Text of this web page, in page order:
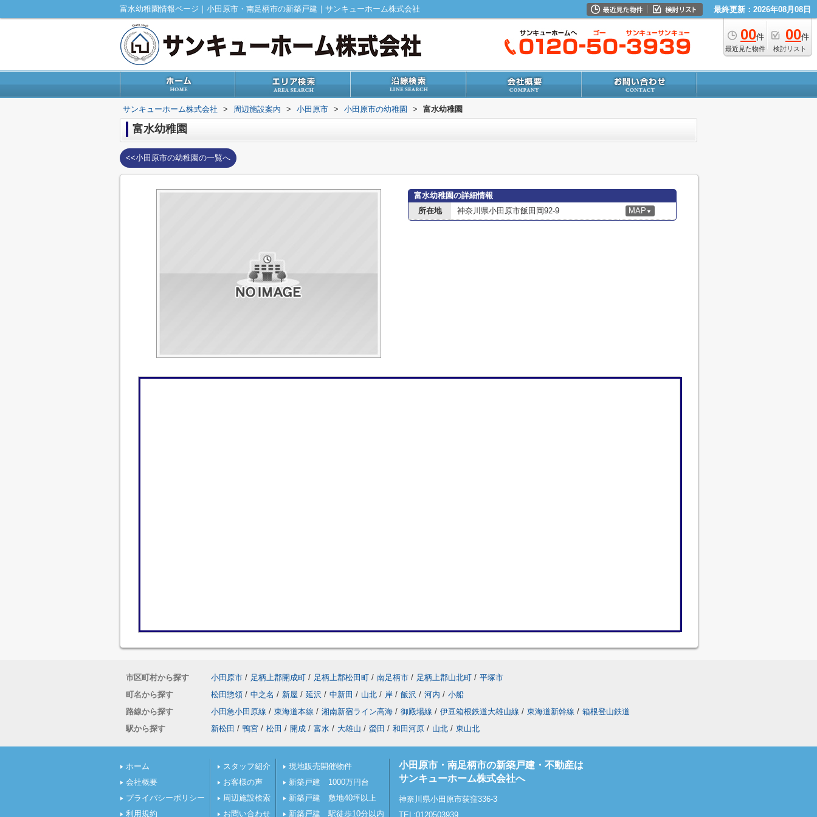
富水幼稚園情報ページ｜小田原市・南足柄市の新築戸建｜サンキューホーム株式会社 最終更新：2026年08月08日
00件
最近見た物件
00件
検討リスト
サンキューホーム株式会社 > 周辺施設案内 > 小田原市 > 小田原市の幼稚園 > 富水幼稚園
富水幼稚園
<<小田原市の幼稚園の一覧へ
富水幼稚園の詳細情報
所在地
神奈川県小田原市飯田岡92-9 MAP ▼
市区町村から探す 小田原市 / 足柄上郡開成町 / 足柄上郡松田町 / 南足柄市 / 足柄上郡山北町 / 平塚市
町名から探す
松田惣領 / 中之名 / 新屋 / 延沢 / 中新田 / 山北 / 岸 / 飯沢 / 河内 / 小船
路線から探す
小田急小田原線 / 東海道本線 / 湘南新宿ライン高海 / 御殿場線 / 伊豆箱根鉄道大雄山線 / 東海道新幹線 / 箱根登山鉄道
駅から探す
新松田 / 鴨宮 / 松田 / 開成 / 富水 / 大雄山 / 螢田 / 和田河原 / 山北 / 東山北
ホーム
会社概要
プライバシーポリシー
利用規約
スタッフ紹介
お客様の声
周辺施設検索
お問い合わせ
現地販売開催物件
新築戸建 1000万円台
新築戸建 敷地40坪以上
新築戸建 駅徒歩10分以内
小田原市・南足柄市の新築戸建・不動産は
サンキューホーム株式会社へ
神奈川県小田原市荻窪336-3
TEL:0120503939